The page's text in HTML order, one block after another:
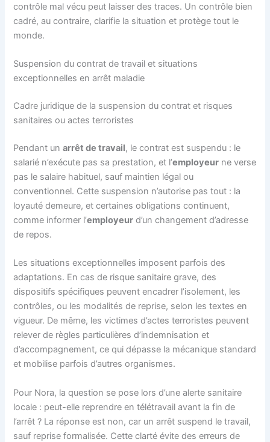
contrôle mal vécu peut laisser des traces. Un contrôle bien
cadré, au contraire, clarifie la situation et protège tout le
monde.
Suspension du contrat de travail et situations
exceptionnelles en arrêt maladie
Cadre juridique de la suspension du contrat et risques
sanitaires ou actes terroristes
Pendant unarrêt de travail, le contrat est suspendu : le
salarié n’exécute pas sa prestation, et l’employeur ne verse
pas le salaire habituel, sauf maintien légal ou
conventionnel. Cette suspension n’autorise pas tout : la
loyauté demeure, et certaines obligations continuent,
comme informer l’employeur d’un changement d’adresse
de repos.
Les situations exceptionnelles imposent parfois des
adaptations. En cas de risque sanitaire grave, des
dispositifs spécifiques peuvent encadrer l’isolement, les
contrôles, ou les modalités de reprise, selon les textes en
vigueur. De même, les victimes d’actes terroristes peuvent
relever de règles particulières d’indemnisation et
d’accompagnement, ce qui dépasse la mécanique standard
et mobilise parfois d’autres organismes.
Pour Nora, la question se pose lors d’une alerte sanitaire
locale : peut-elle reprendre en télétravail avant la fin de
l’arrêt ? La réponse est non, car un arrêt suspend le travail,
sauf reprise formalisée. Cette clarté évite des erreurs de